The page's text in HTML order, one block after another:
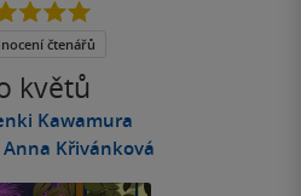
květů
Kawamura
Anna Křivánková
čtenářů